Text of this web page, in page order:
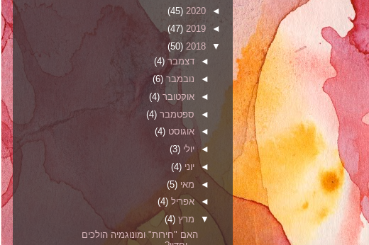
◄
2020
(45)
◄
2019
(47)
▼
2018
(50)
◄ דצמבר(4)
◄ נובמבר (6)
◄ אוקטובר (4)
◄ ספטמבר (4)
◄ אוגוסט (4)
◄ יולי (3)
◄ יוני (4)
◄ מאי (5)
◄אפריל (4)
▼ מרץ (4)
האם "חירות" ומונוגמיה הולכים